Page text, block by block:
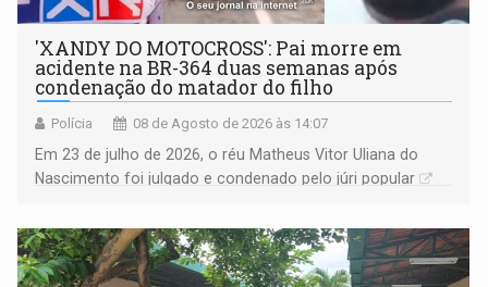
'XANDY DO MOTOCROSS': Pai morre em
acidente na BR-364 duas semanas após
condenação do matador do filho
Polícia 08 de Agosto de 2026 às 14:07
Em 23 de julho de 2026, o réu Matheus Vitor Uliana do
Nascimento foi julgado e condenado pelo júri popular